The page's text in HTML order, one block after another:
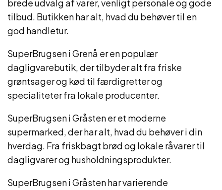
brede udvalg af varer, venligt personale og gode
tilbud. Butikken har alt, hvad du behøver til en
god handletur.
SuperBrugsen i Grenå er en populær
dagligvarebutik, der tilbyder alt fra friske
grøntsager og kød til færdigretter og
specialiteter fra lokale producenter.
SuperBrugsen i Gråsten er et moderne
supermarked, der har alt, hvad du behøver i din
hverdag. Fra friskbagt brød og lokale råvarer til
dagligvarer og husholdningsprodukter.
SuperBrugsen i Gråsten har varierende